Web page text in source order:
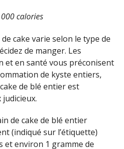
calories
cake varie selon le type de
de manger. Les
et en santé vous préconisent
de kyste entiers,
de blé entier est
de cake de blé entier
(indiqué sur l’étiquette)
et environ 1 gramme de